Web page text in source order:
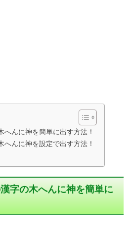
へんに神を簡単に出す方法！
へんに神を設定で出す方法！
字の木へんに神を簡単に